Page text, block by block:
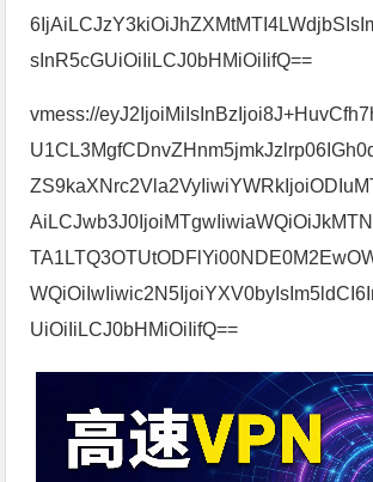
sInR5cGUiOiIiLCJ0bHMiOiIifQ==
vmess://
UiOiIiLCJ0bHMiOiIifQ==